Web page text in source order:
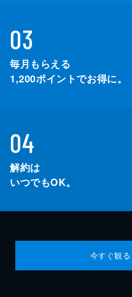
03
毎月もらえる
1,200ポイントでお得に。
04
解約は
いつでもOK。
今すぐ観る